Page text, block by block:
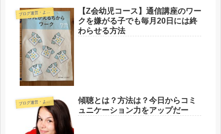
ブ
ログ運営・よもやま
【Z会幼児コース】通信講座のワー
クを嫌がる子でも毎月20日には終
わらせる方法
ブ
ログ運営・よもやま
傾聴とは？方法は？今日からコミ
ュニケーション力をアップだー